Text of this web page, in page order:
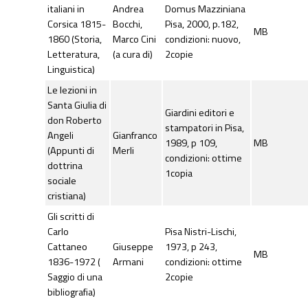
italiani in
Corsica 1815-
1860 (Storia,
Letteratura,
Linguistica)
Andrea
Bocchi,
Marco Cini
(a cura di)
Domus Mazziniana
Pisa, 2000, p.182,
condizioni: nuovo,
2copie
MB
Le lezioni in
Santa Giulia di
don Roberto
Angeli
(Appunti di
dottrina
sociale
cristiana)
Gianfranco
Merli
Giardini editori e
stampatori in Pisa,
1989, p 109,
condizioni: ottime
1copia
MB
Gli scritti di
Carlo
Cattaneo
1836-1972 (
Saggio di una
bibliografia)
Giuseppe
Armani
Pisa Nistri-Lischi,
1973, p 243,
condizioni: ottime
2copie
MB